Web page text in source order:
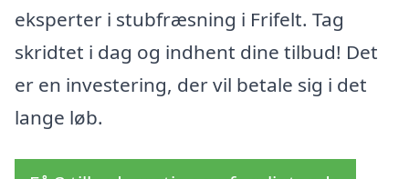
eksperter i stubfræsning i Frifelt. Tag
skridtet i dag og indhent dine tilbud! Det
er en investering, der vil betale sig i det
lange løb.